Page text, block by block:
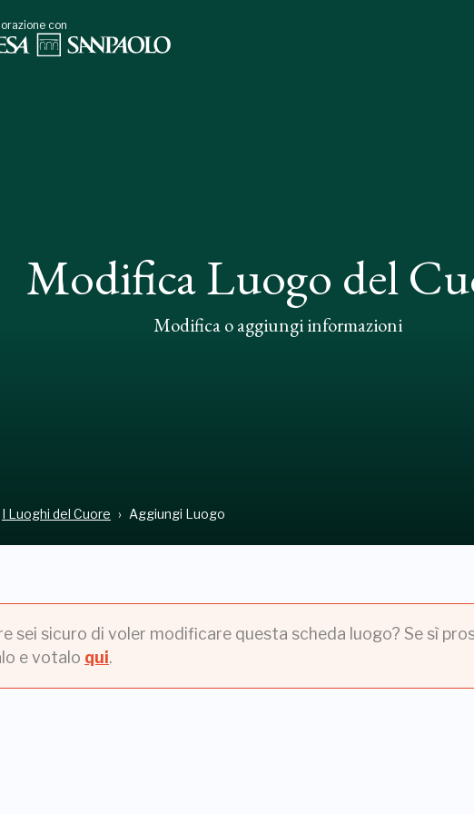
con
Modifica Luogo del
Modifica o aggiungi informazioni
I Luoghi del Cuore Aggiungi Luogo
sei sicuro di voler modificare questa scheda luogo? Se sì
e votalo qui.